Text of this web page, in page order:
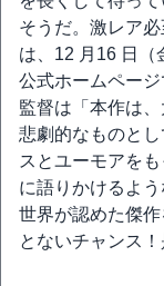
そうだ。激レア
は、12 月16 日（
公式ホームページ
監督は「本作は
悲劇的なものと
スとユーモアを
に語りかけるよ
世界が認めた傑
とないチャンス